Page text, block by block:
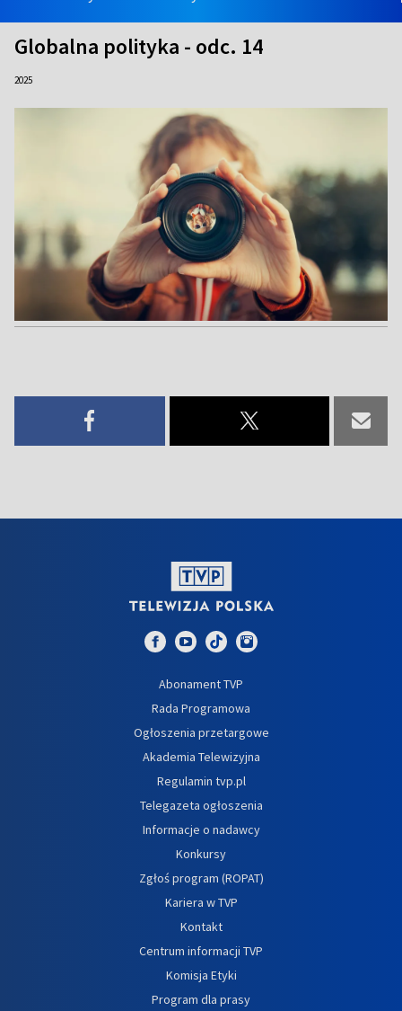
Globalna polityka - odc. 14
2025
Abonament TVP
Rada Programowa
Ogłoszenia przetargowe
Akademia Telewizyjna
Regulamin tvp.pl
Telegazeta ogłoszenia
Informacje o nadawcy
Konkursy
Zgłoś program (ROPAT)
Kariera w TVP
Kontakt
Centrum informacji TVP
Komisja Etyki
Program dla prasy